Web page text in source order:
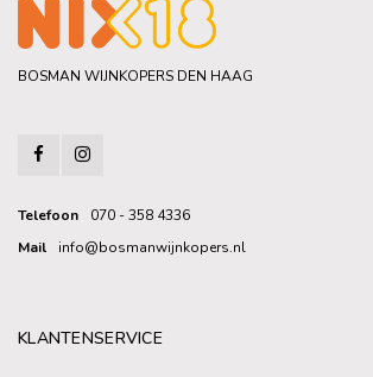
BOSMAN WIJNKOPERS DEN HAAG
Telefoon
070 - 358 4336
Mail
info@bosmanwijnkopers.nl
KLANTENSERVICE